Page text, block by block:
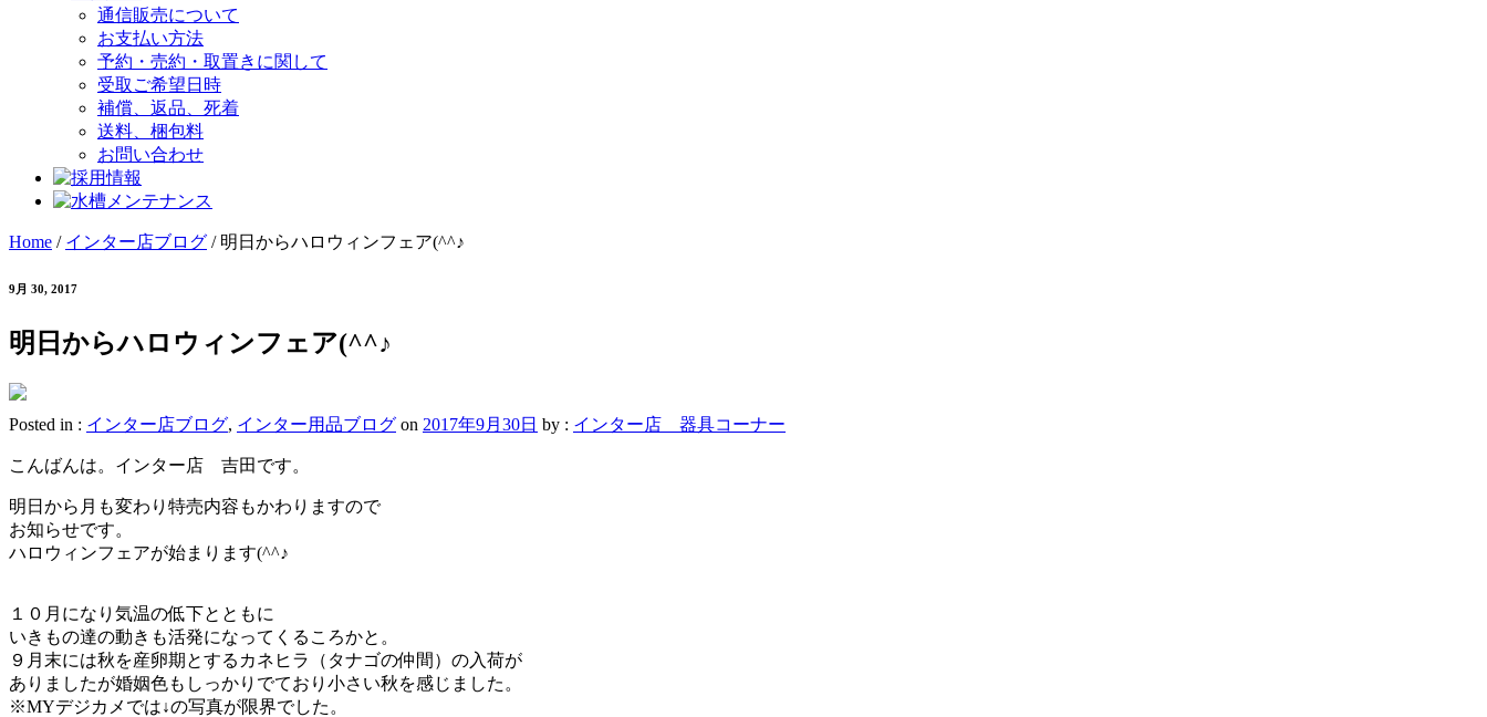
通信販売について
お支払い方法
予約・売約・取置きに関して
受取ご希望日時
補償、返品、死着
送料、梱包料
お問い合わせ
Home / インター店ブログ / 明日からハロウィンフェア(^^♪
9月 30, 2017
明日からハロウィンフェア(^^♪
Posted in : インター店ブログ, インター用品ブログ on 2017年9月30日 by : インター店 器具コーナー
こんばんは。インター店 吉田です。
明日から月も変わり特売内容もかわりますので
お知らせです。
ハロウィンフェアが始まります(^^♪
１０月になり気温の低下とともに
いきもの達の動きも活発になってくるころかと。
９月末には秋を産卵期とするカネヒラ（タナゴの仲間）の入荷が
ありましたが婚姻色もしっかりでており小さい秋を感じました。
※MYデジカメでは↓の写真が限界でした。